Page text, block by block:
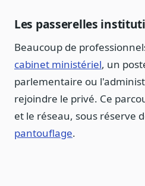
Les passerelles
Beaucoup de
cabinet ministériel, un
parlementaire ou
rejoindre le privé. Ce
et le réseau, sous réserve
pantouflage.